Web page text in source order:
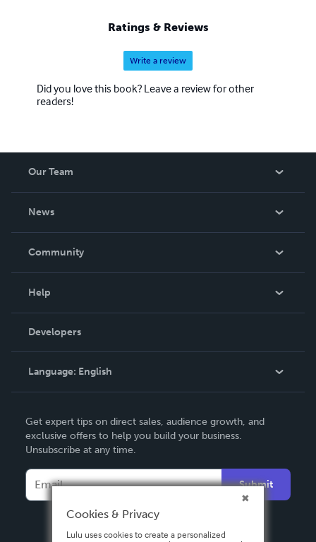
Ratings & Reviews
Write a review
Did you love this book? Leave a review for other
readers!
Our Team
News
In The News
Community
Podcast
Help
Order Lookup
Knowledge Base
Contact Support
Developers
Language: English
Deutsch
Français
Italiano
Español
Get expert tips on direct sales, audience growth, and
exclusive offers to help you build your business.
Unsubscribe at any time.
Submit
Cookies & Privacy
Lulu uses cookies to create a personalized